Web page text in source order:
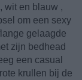
wit en blauw ,
om een sexy
gelaagde
zijn bedhead
een casual
krullen bij de